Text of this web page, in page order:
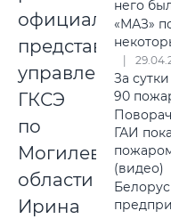
официальный
представитель
управления
ГКСЭ
по
Могилевской
области
Ирина
него
«МАЗ»
За
90
ГАИ
(видео)